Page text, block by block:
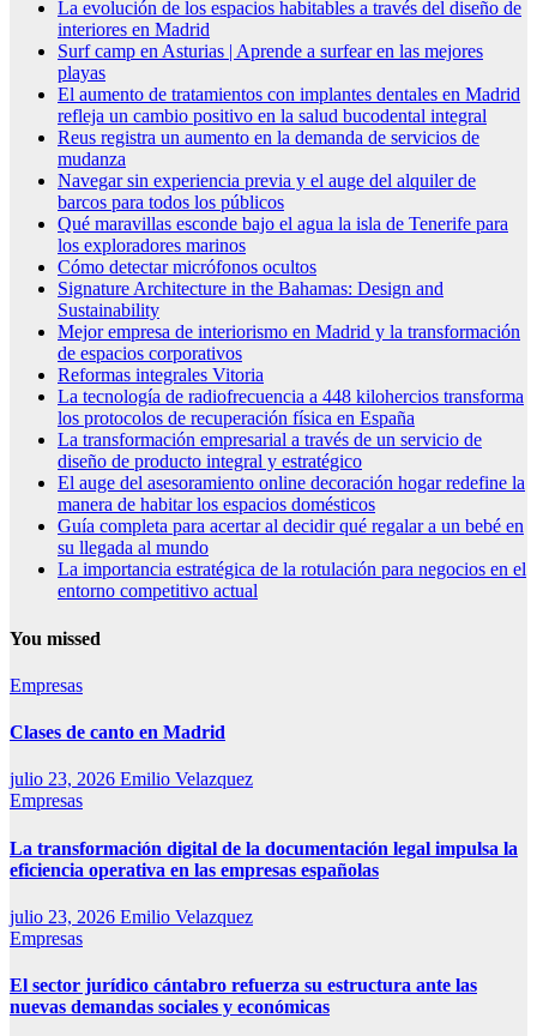
La evolución de los espacios habitables a través del diseño de
interiores en Madrid
Surf camp en Asturias | Aprende a surfear en las mejores
playas
El aumento de tratamientos con implantes dentales en Madrid
refleja un cambio positivo en la salud bucodental integral
Reus registra un aumento en la demanda de servicios de
mudanza
Navegar sin experiencia previa y el auge del alquiler de
barcos para todos los públicos
Qué maravillas esconde bajo el agua la isla de Tenerife para
los exploradores marinos
Cómo detectar micrófonos ocultos
Signature Architecture in the Bahamas: Design and
Sustainability
Mejor empresa de interiorismo en Madrid y la transformación
de espacios corporativos
Reformas integrales Vitoria
La tecnología de radiofrecuencia a 448 kilohercios transforma
los protocolos de recuperación física en España
La transformación empresarial a través de un servicio de
diseño de producto integral y estratégico
El auge del asesoramiento online decoración hogar redefine la
manera de habitar los espacios domésticos
Guía completa para acertar al decidir qué regalar a un bebé en
su llegada al mundo
La importancia estratégica de la rotulación para negocios en el
entorno competitivo actual
You missed
Empresas
Clases de canto en Madrid
julio 23, 2026 Emilio Velazquez
Empresas
La transformación digital de la documentación legal impulsa la
eficiencia operativa en las empresas españolas
julio 23, 2026 Emilio Velazquez
Empresas
El sector jurídico cántabro refuerza su estructura ante las
nuevas demandas sociales y económicas